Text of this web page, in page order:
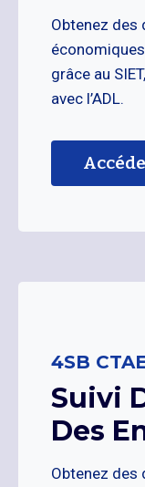
Obtenez des
grâce au
avec l’ADL.
4SB
Suivi
Des
Obtenez